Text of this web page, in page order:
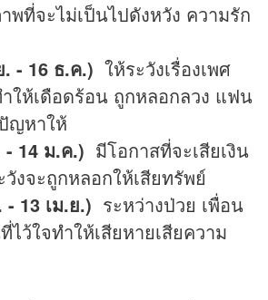
พที่จะไม่เป็นไปดังหวัง ความรัก
- 16 ธ.ค.) ให้ระวังเรื่องเพศ
ให้เดือดร้อน ถูกหลอกลวง แฟน
ญหาให้
14 ม.ค.) มีโอกาสที่จะเสียเงิน
งจะถูกหลอกให้เสียทรัพย์
13 เม.ย.) ระหว่างป่วย เพื่อน
ว้ใจทำให้เสียหายเสียความ